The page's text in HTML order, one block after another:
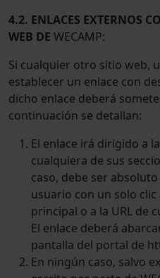
4.2. ENLACES EXTERNOS
WEB DE WECAMP:
Si cualquier otro sitio web,
establecer un enlace con
dicho enlace deberá
continuación se detallan:
El enlace irá dirigido a
cualquiera de sus
caso, debe ser
usuario con un solo clic
principal o a la URL de
El enlace deberá
pantalla del portal de
En ningún caso, salvo